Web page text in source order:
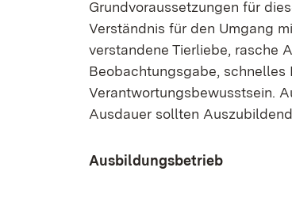
Grundvoraussetzungen für
Verständnis für den Umgang
verstandene Tierliebe, rasche
Beobachtungsgabe, schnelles
Verantwortungsbewusstsein.
Ausdauer sollten
Ausbildungsbetrieb